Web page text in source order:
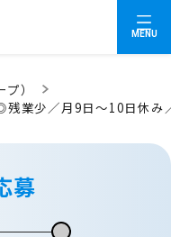
MENU
）
業少／月9日～10日休み
募